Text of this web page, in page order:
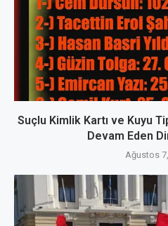
Suçlu Kimlik Kartı ve Kuyu
Devam Eden
Ağustos